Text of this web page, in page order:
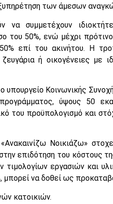
των άμεσων
να συμμετέχουν
του 50%, ενώ μέχρι
επί του ακινήτου. Η
ή οικογένειες με
υπουργείο Κοινωνικής
ύψους 50
του προϋπολογισμό και
Νοικιάζω»
επιδότηση του κόστους
εργασιών και
μπορεί να δοθεί ως
κατοικιών.